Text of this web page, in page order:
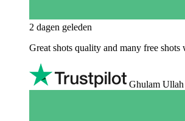
2 dagen geleden
Great shots quality and many free shots
Ghulam